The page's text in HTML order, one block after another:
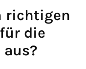
richtigen
die